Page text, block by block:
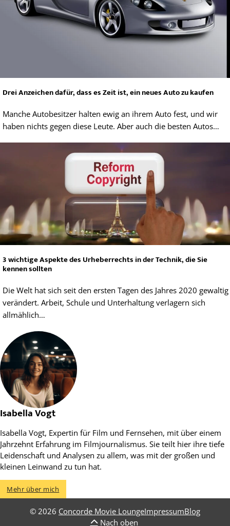
Drei Anzeichen dafür, dass es Zeit ist, ein neues Auto zu kaufen
Manche Autobesitzer halten ewig an ihrem Auto fest, und wir
haben nichts gegen diese Leute. Aber auch die besten Autos…
3 wichtige Aspekte des Urheberrechts in der Technik, die Sie
kennen sollten
Die Welt hat sich seit den ersten Tagen des Jahres 2020 gewaltig
verändert. Arbeit, Schule und Unterhaltung verlagern sich
allmählich…
Isabella Vogt
Isabella Vogt, Expertin für Film und Fernsehen, mit über einem
Jahrzehnt Erfahrung im Filmjournalismus. Sie teilt hier ihre tiefe
Leidenschaft und Analysen zu allem, was mit der großen und
kleinen Leinwand zu tun hat.
Mehr über mich
© 2026 Concorde Movie LoungeImpressumBlog
Nach oben